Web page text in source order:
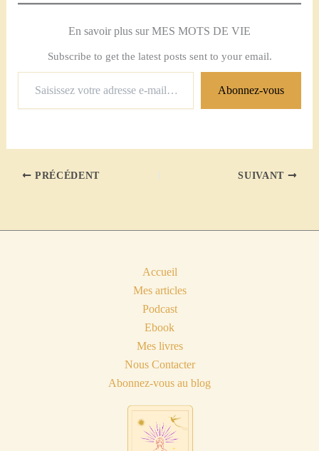
En savoir plus sur MES MOTS DE VIE
Subscribe to get the latest posts sent to your email.
votre
adresse
Abonnez-vous
PRÉCÉDENT SUIVANT
Accueil
Mes articles
Podcast
Ebook
Mes livres
Nous Contacter
Abonnez-vous au blog